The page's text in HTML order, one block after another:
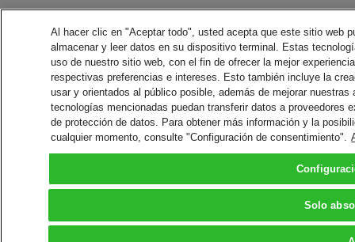
Al hacer clic en "Aceptar todo", usted acepta que este sitio web
almacenar y leer datos en su dispositivo terminal. Estas
uso de nuestro sitio web, con el fin de ofrecer la mejor
respectivas preferencias e intereses. Esto también incluye la
usar y orientados al público posible, además de mejorar
tecnologías mencionadas puedan transferir datos a proveedores
de protección de datos. Para obtener más información y la
cualquier momento, consulte "Configuración de consentimiento".
Solo